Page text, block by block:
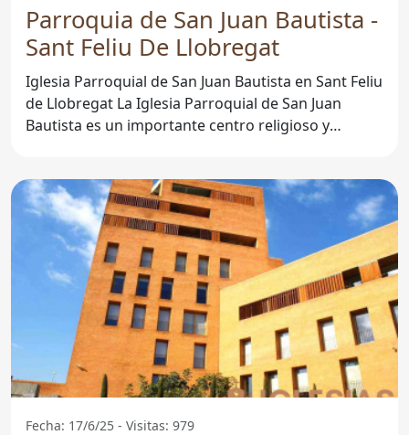
Parroquia de San Juan Bautista -
Sant Feliu De Llobregat
Iglesia Parroquial de San Juan Bautista en Sant Feliu
de Llobregat La Iglesia Parroquial de San Juan
Bautista es un importante centro religioso y
Fecha: 17/6/25 - Visitas: 979